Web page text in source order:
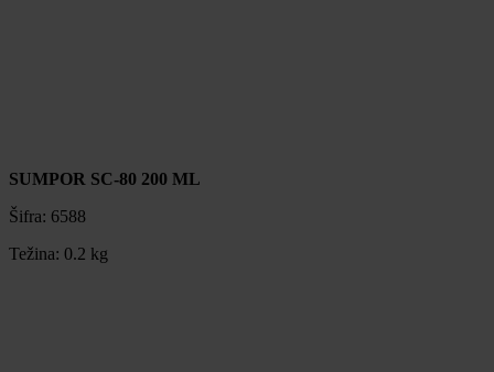
SUMPOR SC-80 200 ML
Šifra: 6588
Težina: 0.2 kg